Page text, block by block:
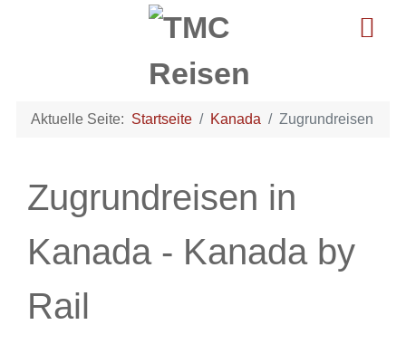
Aktuelle Seite: Startseite Kanada Zugrundreisen
Zugrundreisen in
Kanada - Kanada by
Rail